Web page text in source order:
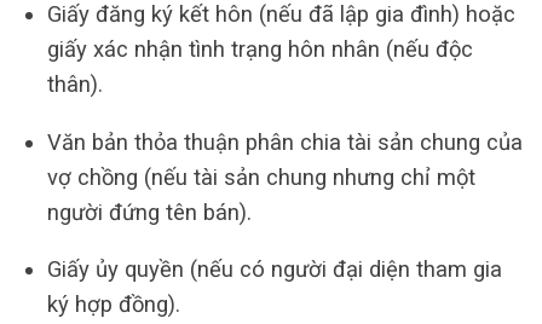
Giấy đăng ký kết hôn (nếu đã lập gia đình) hoặc
giấy xác nhận tình trạng hôn nhân (nếu độc
thân).
Văn bản thỏa thuận phân chia tài sản chung của
vợ chồng (nếu tài sản chung nhưng chỉ một
người đứng tên bán).
Giấy ủy quyền (nếu có người đại diện tham gia
ký hợp đồng).